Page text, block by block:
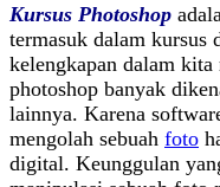
Kursus Photoshop
termasuk dalam kursus
kelengkapan dalam
photoshop banyak
lainnya. Karena
mengolah sebuah foto
digital. Keunggulan